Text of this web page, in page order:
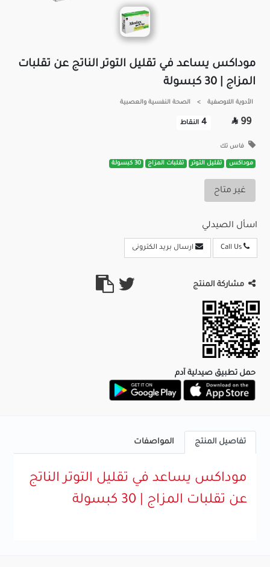
موداكس يساعد في تقليل التوتر الناتج عن تقلبات
المزاج | 30 كبسولة
الأدوية اللاوصفية > الصحة النفسية والعصبية
99

4 النقاط
فاس تك
موداكس تقليل التوتر تقلبات المزاج 30 كبسولة
غير متاح
اسأل الصيدلي
ارسال بريد الكترونى
مشاركة المنتج
حمل تطبيق صيدلية آدم
تفاصيل المنتج المواصفات
موداكس يساعد في تقليل التوتر الناتج
عن تقلبات المزاج | 30 كبسولة